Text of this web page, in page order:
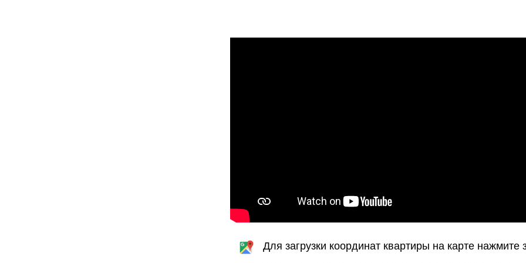
Для загрузки координат квартиры на карте нажмите